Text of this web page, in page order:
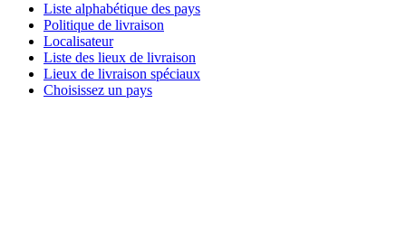
Liste alphabétique des pays
Politique de livraison
Localisateur
Liste des lieux de livraison
Lieux de livraison spéciaux
Choisissez un pays